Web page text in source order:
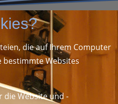
die auf Ihrem Computer
bestimmte Websites
die Website und -